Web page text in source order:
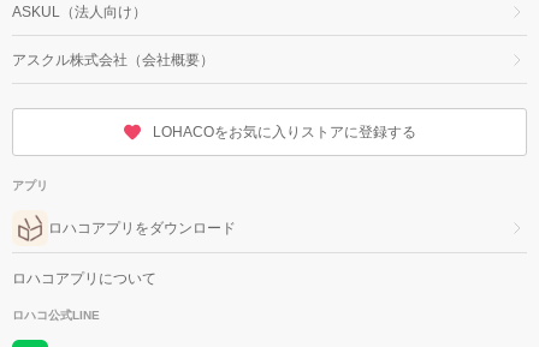
ASKUL（法人向け）
アスクル株式会社（会社概要）
LOHACOをお気に入りストアに登録する
アプリ
ロハコアプリをダウンロード
ロハコアプリについて
ロハコ公式LINE